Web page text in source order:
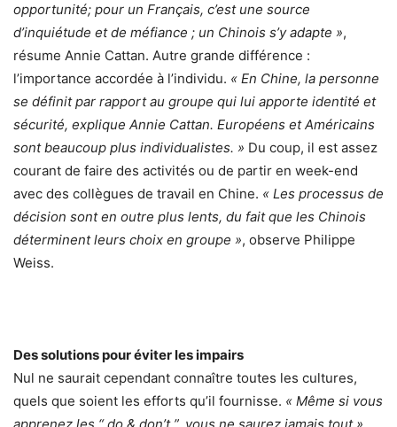
opportunité; pour un Français, c’est une source
d’inquiétude et de méfiance ; un Chinois s’y adapte »,
résume Annie Cattan. Autre grande différence :
l’importance accordée à l’individu. « En Chine, la personne
se définit par rapport au groupe qui lui apporte identité et
sécurité, explique Annie Cattan. Européens et Américains
sont beaucoup plus individualistes. » Du coup, il est assez
courant de faire des activités ou de partir en week-end
avec des collègues de travail en Chine. « Les processus de
décision sont en outre plus lents, du fait que les Chinois
déterminent leurs choix en groupe », observe Philippe
Weiss.
Des solutions pour éviter les impairs
Nul ne saurait cependant connaître toutes les cultures,
quels que soient les efforts qu’il fournisse. « Même si vous